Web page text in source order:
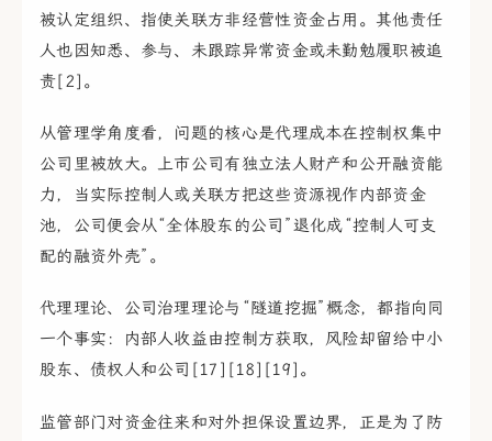
被认定组织、指使关联方非经营性资金占用。其他责任
人也因知悉、参与、未跟踪异常资金或未勤勉履职被追
责[2]。
从管理学角度看，问题的核心是代理成本在控制权集中
公司里被放大。上市公司有独立法人财产和公开融资能
力，当实际控制人或关联方把这些资源视作内部资金
池，公司便会从“全体股东的公司”退化成“控制人可支
配的融资外壳”。
代理理论、公司治理理论与“隧道挖掘”概念，都指向同
一个事实：内部人收益由控制方获取，风险却留给中小
股东、债权人和公司[17][18][19]。
监管部门对资金往来和对外担保设置边界，正是为了防